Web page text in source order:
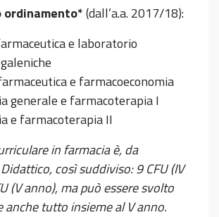
ordinamento*(dall’a.a. 2017/18):
e laboratorio
e farmacoeconomia
generale e farmacoterapia I
e farmacoterapia II
in farmacia è, da
così suddiviso: 9 CFU (IV
(V anno), ma può essere svolto
tutto insieme al V anno.